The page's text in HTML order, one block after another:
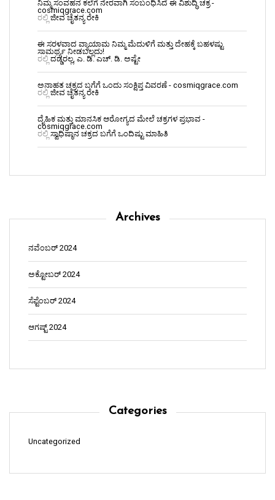
ನಿಮ್ಮ ಸಂವಹನ ಕಲೆಗೆ ನೇರವಾಗಿ ಸಂಬಂಧಿಸಿದೆ ಈ ವಿಶುದ್ಧಿ ಚಕ್ರ -
cosmiqgrace.com
ರಲ್ಲಿ ಜೀವ ಚೈತನ್ಯ ರೇಕಿ
ಈ ಸರಳವಾದ ವ್ಯಾಯಾಮ ನಿಮ್ಮ ಮೆದುಳಿಗೆ ಮತ್ತು ದೇಹಕ್ಕೆ ಬಹಳಷ್ಟು
ಸಾಮರ್ಥ್ಯ ನೀಡಬಲ್ಲದು!
ರಲ್ಲಿ ದಡ್ಡರಲ್ಲ, ಎ. ಡಿ. ಎಚ್. ಡಿ. ಅಷ್ಟೇ
ಅನಾಹತ ಚಕ್ರದ ಬಗೆಗೆ ಒಂದು ಸಂಕ್ಷಿಪ್ತ ವಿವರಣೆ - cosmiqgrace.com
ರಲ್ಲಿ ಜೀವ ಚೈತನ್ಯ ರೇಕಿ
ದೈಹಿಕ ಮತ್ತು ಮಾನಸಿಕ ಆರೋಗ್ಯದ ಮೇಲೆ ಚಕ್ರಗಳ ಪ್ರಭಾವ -
cosmiqgrace.com
ರಲ್ಲಿ ಸ್ವಾಧಿಷ್ಠಾನ ಚಕ್ರದ ಬಗೆಗೆ ಒಂದಿಷ್ಟು ಮಾಹಿತಿ
Archives
ನವೆಂಬರ್ 2024
ಅಕ್ಟೋಬರ್ 2024
ಸೆಪ್ಟೆಂಬರ್ 2024
ಆಗಷ್ಟ್ 2024
Categories
Uncategorized